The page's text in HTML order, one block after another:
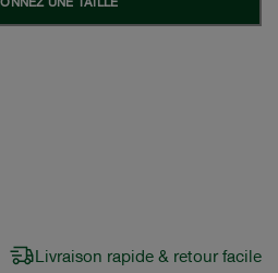
Livraison rapide & retour facile